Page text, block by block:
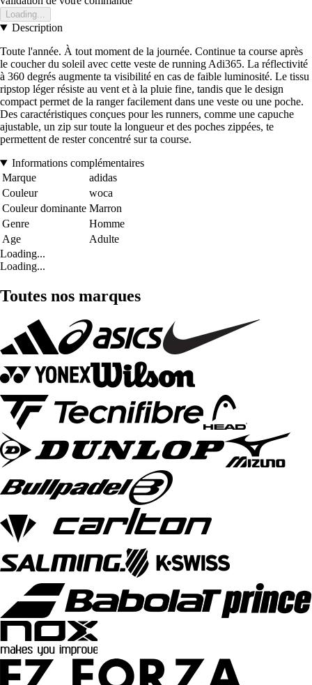
Loading...
Description
Toute l'année. À tout moment de la journée. Continue ta course après
le coucher du soleil avec cette veste de running Adi365. La réflectivité
à 360 degrés augmente ta visibilité en cas de faible luminosité. Le tissu
ripstop léger résiste au vent et à la pluie fine, tandis que le design
compact permet de la ranger facilement dans une veste ou une poche.
Des caractéristiques conçues pour les runners, comme une capuche
ajustable, un zip sur toute la longueur et des poches zippées, te
permettent de rester concentré sur ta course.
Informations complémentaires
Marque
adidas
Couleur
woca
Couleur dominante Marron
Genre
Homme
Age
Adulte
Loading...
Loading...
Toutes nos marques